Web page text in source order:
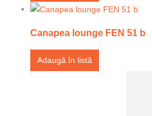
Canapea lounge FEN 51 b
Adaugă în listă